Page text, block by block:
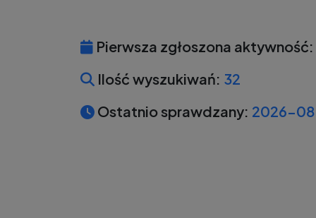
Pierwsza zgłoszona aktywność:
Ilość wyszukiwań: 32
Ostatnio sprawdzany: 2026-